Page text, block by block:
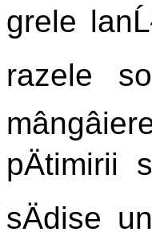
grele
razele
sÄdise